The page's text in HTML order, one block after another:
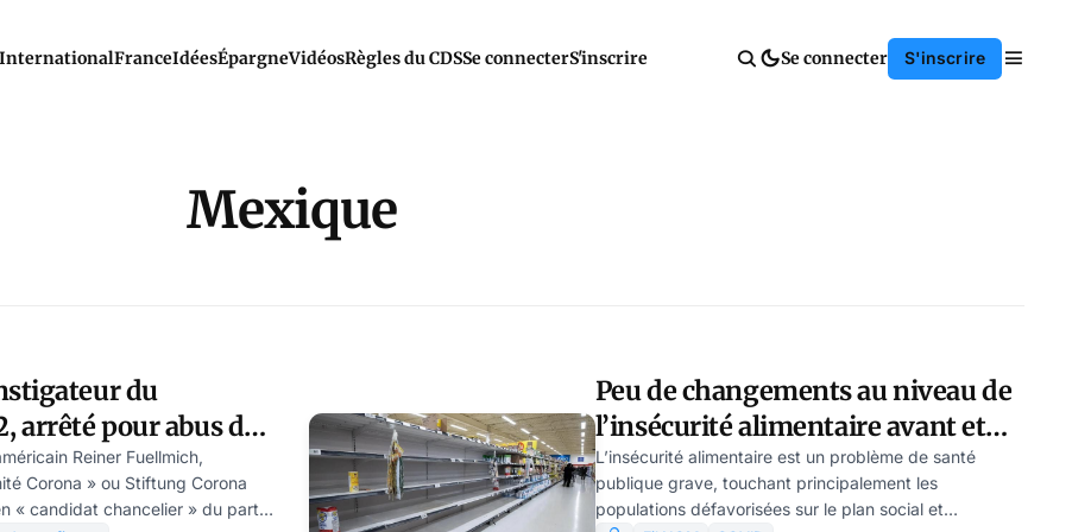
FranceIdéesÉpargneVidéosRègles du CDSSe connecterS'inscrire Se connecter S'inscrire
Mexique
du
arrêté pour abus de
Reiner Fuellmich,
Corona » ou Stiftung Corona
« candidat chancelier » du parti
Peu de changements au niveau de
l’insécurité alimentaire avant et
pendant le Covid
L’insécurité alimentaire est un problème de santé
publique grave, touchant principalement les
populations défavorisées sur le plan social et